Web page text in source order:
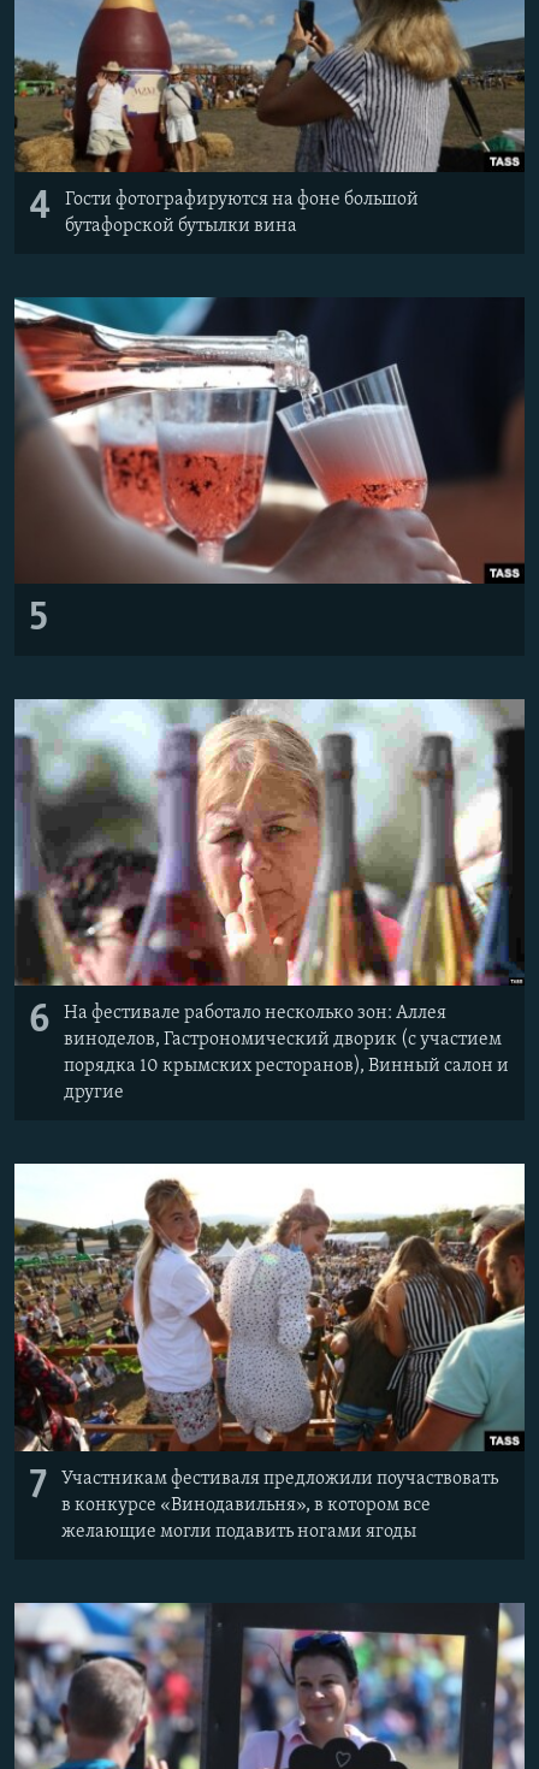
4
Гости фотографируются на фоне большой
бутафорской бутылки вина
5
6
На фестивале работало несколько зон: Аллея
виноделов, Гастрономический дворик (с участием
порядка 10 крымских ресторанов), Винный салон и
другие
7
Участникам фестиваля предложили поучаствовать
в конкурсе «Винодавильня», в котором все
желающие могли подавить ногами ягоды